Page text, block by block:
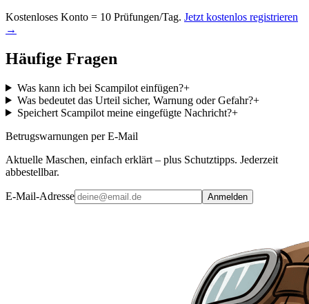
Kostenloses Konto = 10 Prüfungen/Tag. Jetzt kostenlos registrieren
→
Häufige Fragen
Was kann ich bei Scampilot einfügen?+
Was bedeutet das Urteil sicher, Warnung oder Gefahr?+
Speichert Scampilot meine eingefügte Nachricht?+
Betrugswarnungen per E-Mail
Aktuelle Maschen, einfach erklärt – plus Schutztipps. Jederzeit
abbestellbar.
E-Mail-Adresse Anmelden